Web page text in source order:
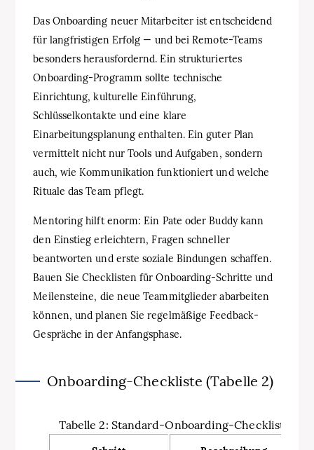
Das Onboarding neuer Mitarbeiter ist entscheidend
für langfristigen Erfolg — und bei Remote-Teams
besonders herausfordernd. Ein strukturiertes
Onboarding-Programm sollte technische
Einrichtung, kulturelle Einführung,
Schlüsselkontakte und eine klare
Einarbeitungsplanung enthalten. Ein guter Plan
vermittelt nicht nur Tools und Aufgaben, sondern
auch, wie Kommunikation funktioniert und welche
Rituale das Team pflegt.
Mentoring hilft enorm: Ein Pate oder Buddy kann
den Einstieg erleichtern, Fragen schneller
beantworten und erste soziale Bindungen schaffen.
Bauen Sie Checklisten für Onboarding-Schritte und
Meilensteine, die neue Teammitglieder abarbeiten
können, und planen Sie regelmäßige Feedback-
Gespräche in der Anfangsphase.
Onboarding-Checkliste (Tabelle 2)
Tabelle 2: Standard-Onboarding-Checkliste